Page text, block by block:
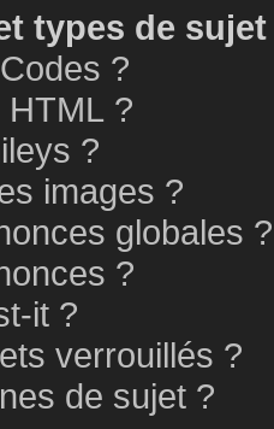
types de sujet
?
HTML ?
?
images ?
globales ?
?
it ?
verrouillés ?
de sujet ?